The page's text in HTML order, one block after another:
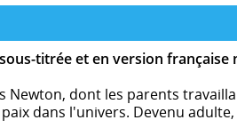
titrée et en version française
dont les parents
dans l'univers. Devenu